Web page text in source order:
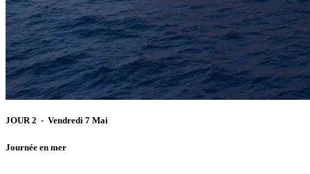
JOUR 2 - Vendredi 7 Mai
Journée en mer